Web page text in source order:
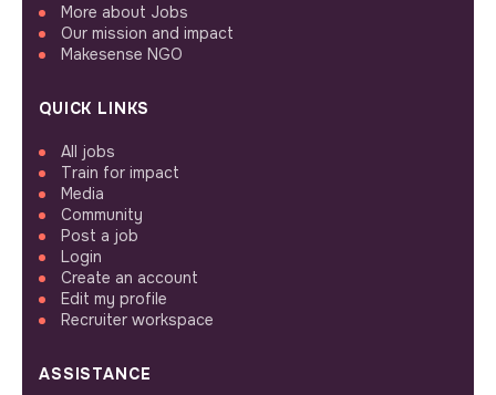
More about Jobs
Our mission and impact
Makesense NGO
QUICK LINKS
All jobs
Train for impact
Media
Community
Post a job
Login
Create an account
Edit my profile
Recruiter workspace
ASSISTANCE